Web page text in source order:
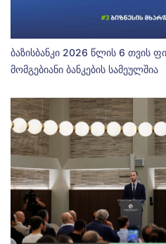
ბაზისბანკი 2026 წლის 6 თვის
მომგებიანი ბანკების სამეულშია